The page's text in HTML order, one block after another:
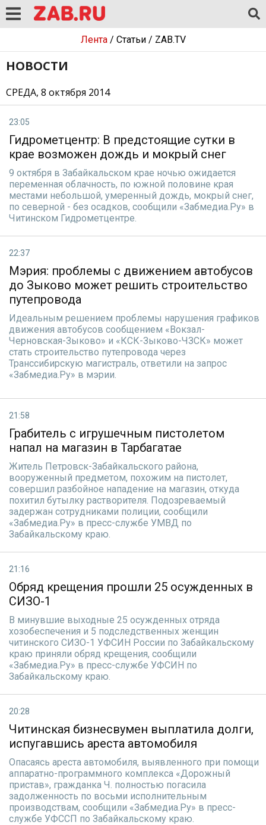
Лента/ Статьи/ ZAB.TV
НОВОСТИ
СРЕДА, 8 октября 2014
23:05
Гидрометцентр: В предстоящие сутки в
крае возможен дождь и мокрый снег
9 октября в Забайкальском крае ночью ожидается
переменная облачность, по южной половине края
местами небольшой, умеренный дождь, мокрый снег,
по северной - без осадков, сообщили «Забмедиа.Ру» в
Читинском Гидрометцентре.
22:37
Мэрия: проблемы с движением автобусов
до Зыково может решить строительство
путепровода
Идеальным решением проблемы нарушения графиков
движения автобусов сообщением «Вокзал-
Черновская-Зыково» и «КСК-Зыково-ЧЗСК» может
стать строительство путепровода через
Транссибирскую магистраль, ответили на запрос
«Забмедиа.Ру» в мэрии.
21:58
Грабитель с игрушечным пистолетом
напал на магазин в Тарбагатае
Житель Петровск-Забайкальского района,
вооруженный предметом, похожим на пистолет,
совершил разбойное нападение на магазин, откуда
похитил бутылку растворителя. Подозреваемый
задержан сотрудниками полиции, сообщили
«Забмедиа.Ру» в пресс-службе УМВД по
Забайкальскому краю.
21:16
Обряд крещения прошли 25 осужденных в
СИЗО-1
В минувшие выходные 25 осужденных отряда
хозобеспечения и 5 подследственных женщин
читинского СИЗО-1 УФСИН России по Забайкальскому
краю приняли обряд крещения, сообщили
«Забмедиа.Ру» в пресс-службе УФСИН по
Забайкальскому краю.
20:28
Читинская бизнесвумен выплатила долги,
испугавшись ареста автомобиля
Опасаясь ареста автомобиля, выявленного при помощи
аппаратно-программного комплекса «Дорожный
пристав», гражданка Ч. полностью погасила
задолженность по восьми исполнительным
производствам, сообщили «Забмедиа.Ру» в пресс-
службе УФССП по Забайкальскому краю.